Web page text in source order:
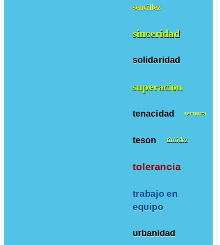
sencillez
sinceridad
solidaridad
superacion
tenacidad ternura
teson timidez
tolerancia
trabajo en
equipo
urbanidad